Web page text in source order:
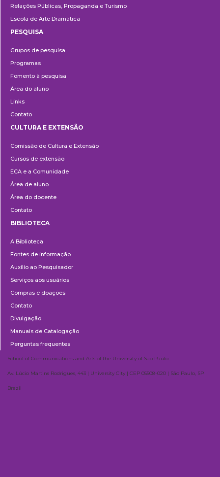
Relações Públicas, Propaganda e Turismo
Escola de Arte Dramática
PESQUISA
Grupos de pesquisa
Programas
Fomento à pesquisa
Área do aluno
Links
Contato
e
Extensão
CULTURA E EXTENSÃO
Comissão de Cultura e Extensão
Cursos de extensão
ECA e a Comunidade
Área de aluno
Área do docente
Contato
BIBLIOTECA
A Biblioteca
Fontes de informação
Auxílio ao Pesquisador
Serviços aos usuários
Compras e doações
Contato
Divulgação
Manuais de Catalogação
Perguntas frequentes
School of Communications and Arts of the University of São Paulo
Av. Lúcio Martins Rodrigues, 443 | University City | CEP 05508-020 | São Paulo, SP |
Brazil